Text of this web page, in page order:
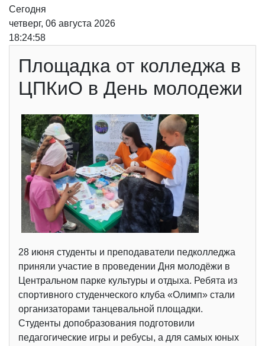
Сегодня
четверг, 06 августа 2026
18:24:59
Площадка от колледжа в
ЦПКиО в День молодежи
28 июня студенты и преподаватели педколледжа
приняли участие в проведении Дня молодёжи в
Центральном парке культуры и отдыха. Ребята из
спортивного студенческого клуба «Олимп» стали
организаторами танцевальной площадки.
Студенты допобразования подготовили
педагогические игры и ребусы, а для самых юных